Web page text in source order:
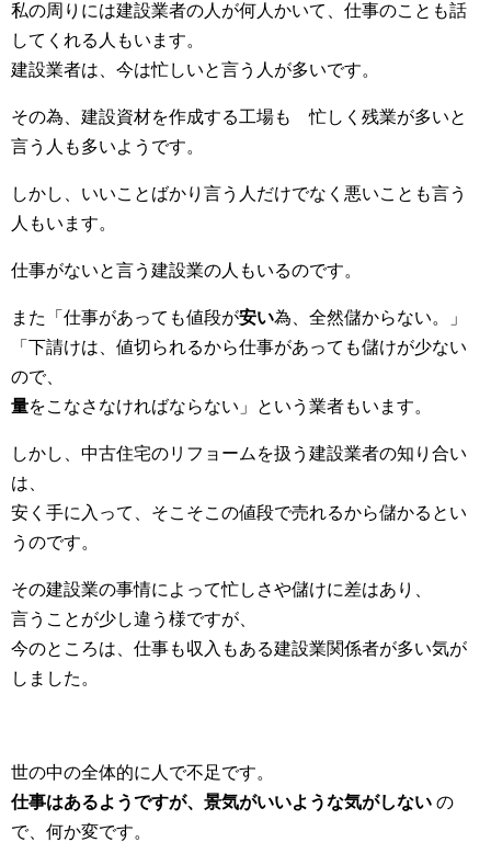
私の周りには建設業者の人が何人かいて、仕事のことも話
してくれる人もいます。
建設業者は、今は忙しいと言う人が多いです。
その為、建設資材を作成する工場も 忙しく残業が多いと
言う人も多いようです。
しかし、いいことばかり言う人だけでなく悪いことも言う
人もいます。
仕事がないと言う建設業の人もいるのです。
また「仕事があっても値段が安い為、全然儲からない。」
「下請けは、値切られるから仕事があっても儲けが少ない
ので、
量をこなさなければならない」という業者もいます。
しかし、中古住宅のリフョームを扱う建設業者の知り合い
は、
安く手に入って、そこそこの値段で売れるから儲かるとい
うのです。
その建設業の事情によって忙しさや儲けに差はあり、
言うことが少し違う様ですが、
今のところは、仕事も収入もある建設業関係者が多い気が
しました。
世の中の全体的に人で不足です。
仕事はあるようですが、景気がいいような気がしない の
で、何か変です。